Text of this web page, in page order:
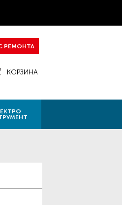
РЕМОНТА
КОРЗИНА